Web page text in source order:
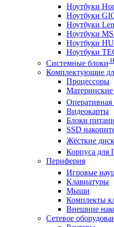
Ноутбуки
Ноутбуки
Ноутбуки
Ноутбуки
Ноутбуки
Ноутбуки
Системные блоки
Комплектующие
Процессоры
Оперативная
Видеокарты
Блоки
SSD
Жёсткие
Корпуса для
Периферия
Игровые
Клавиатуры
Мыши
Комплекты
Внешние
Сетевое